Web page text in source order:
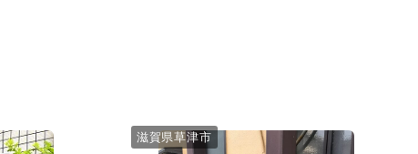
滋賀県草津市